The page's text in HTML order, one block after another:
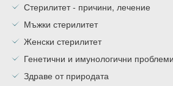
Стерилитет - причини, лечение
Мъжки стерилитет
Женски стерилитет
Генетични и имунологични проблеми
Здраве от природата